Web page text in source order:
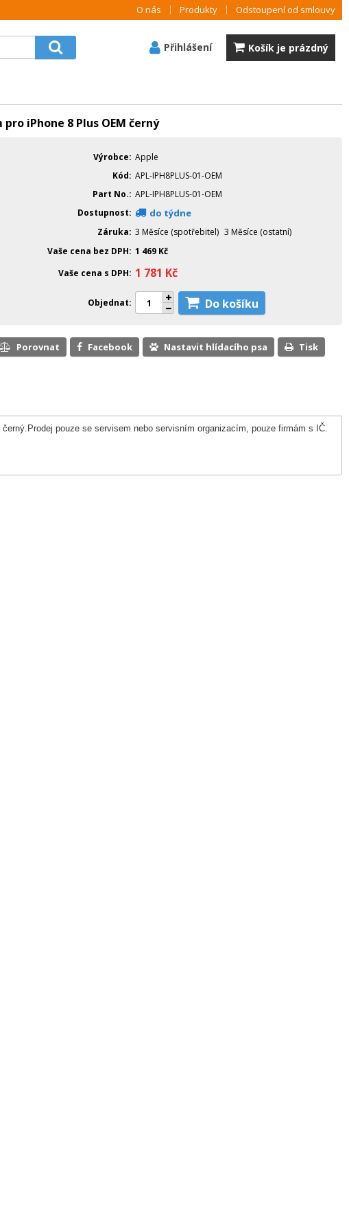
O nás Produkty Odstoupení od smlouvy
Košík je prázdný
Přihlášení
iPhone 8 Plus OEM černý
Výrobce Apple
Kód APL-IPH8PLUS-01-OEM
Part No. APL-IPH8PLUS-01-OEM
Dostupnost
do týdne
Záruka 3 Měsíce (spotřebitel) 3 Měsíce (ostatní)
Vaše cena bez DPH 1 469 Kč
Vaše cena s DPH
1 781 Kč
Objednat Do košíku
Porovnat Facebook Nastavit hlídacího psa Tisk
pouze se servisem nebo servisním organizacím, pouze firmám s IČ.